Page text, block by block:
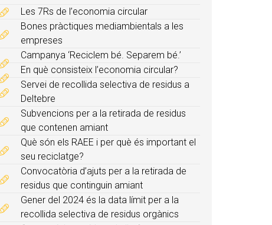
Les 7Rs de l’economia circular
Bones pràctiques mediambientals a les
empreses
Campanya ‘Reciclem bé. Separem bé.’
En què consisteix l’economia circular?
Servei de recollida selectiva de residus a
Deltebre
Subvencions per a la retirada de residus
que contenen amiant
Què són els RAEE i per què és important el
seu reciclatge?
Convocatòria d’ajuts per a la retirada de
residus que continguin amiant
Gener del 2024 és la data límit per a la
recollida selectiva de residus orgànics